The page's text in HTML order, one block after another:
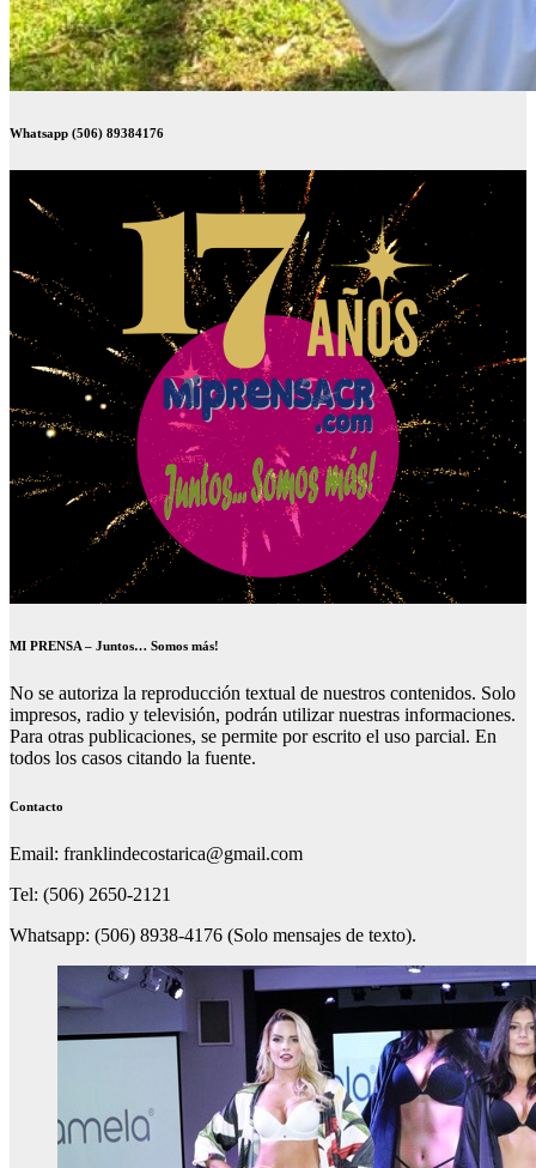
Whatsapp (506) 89384176
MI PRENSA – Juntos… Somos más!
No se autoriza la reproducción textual de nuestros contenidos. Solo
impresos, radio y televisión, podrán utilizar nuestras informaciones.
Para otras publicaciones, se permite por escrito el uso parcial. En
todos los casos citando la fuente.
Contacto
Email: franklindecostarica@gmail.com
Tel: (506) 2650-2121
Whatsapp: (506) 8938-4176 (Solo mensajes de texto).